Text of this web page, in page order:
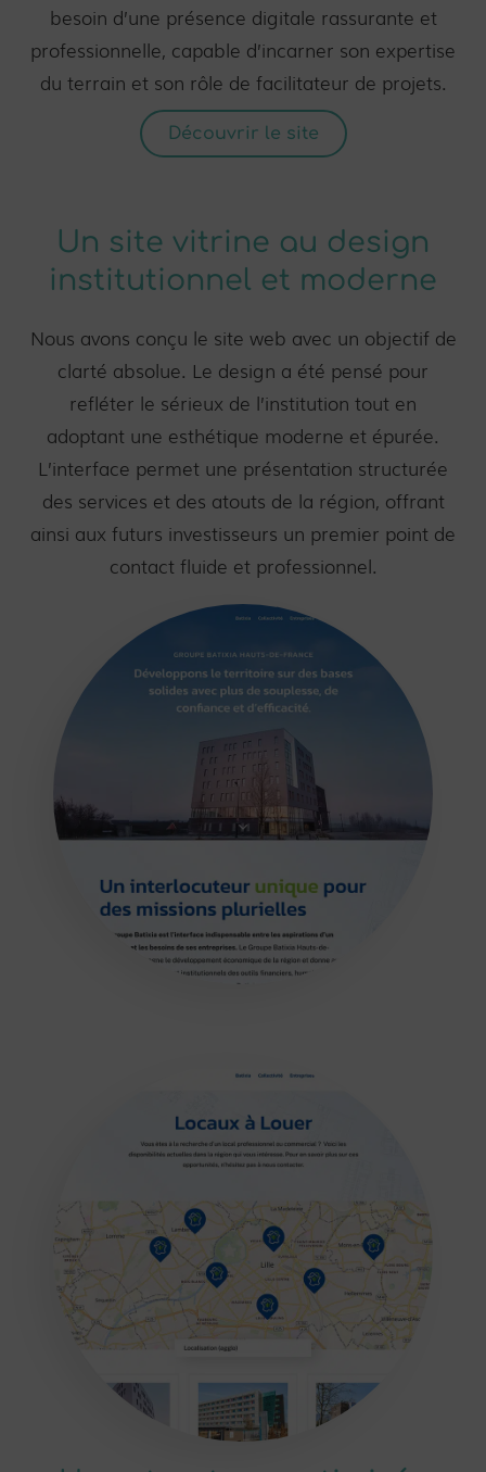
besoin d’une présence digitale rassurante et
professionnelle, capable d’incarner son expertise
du terrain et son rôle de facilitateur de projets.
Découvrir le site
Un site vitrine au design
institutionnel et moderne
Nous avons conçu le site web avec un objectif de
clarté absolue. Le design a été pensé pour
refléter le sérieux de l’institution tout en
adoptant une esthétique moderne et épurée.
L’interface permet une présentation structurée
des services et des atouts de la région, offrant
ainsi aux futurs investisseurs un premier point de
contact fluide et professionnel.